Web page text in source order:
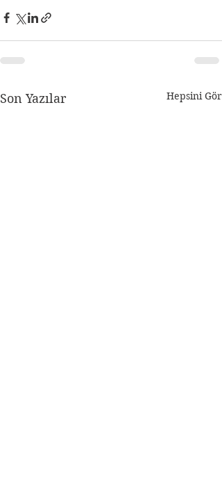
Son Yazılar Hepsini Gör